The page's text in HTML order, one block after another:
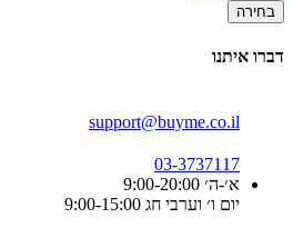
בחירה
דברו איתנו
support@buyme.co.il
03-3737117
א׳-ה׳ 9:00-20:00
יום ו׳ וערבי חג 9:00-15:00